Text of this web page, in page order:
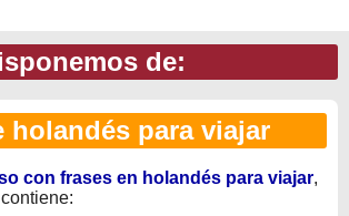
de:
holandés para viajar
con frases en holandés para viajar,